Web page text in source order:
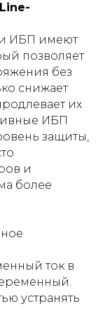
ИБП имеют
позволяет
без
снижает
их
ИБП
защиты,
и
более
ток в
устранять